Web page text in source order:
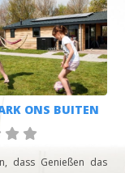
ONS BUITEN
dass Genießen das